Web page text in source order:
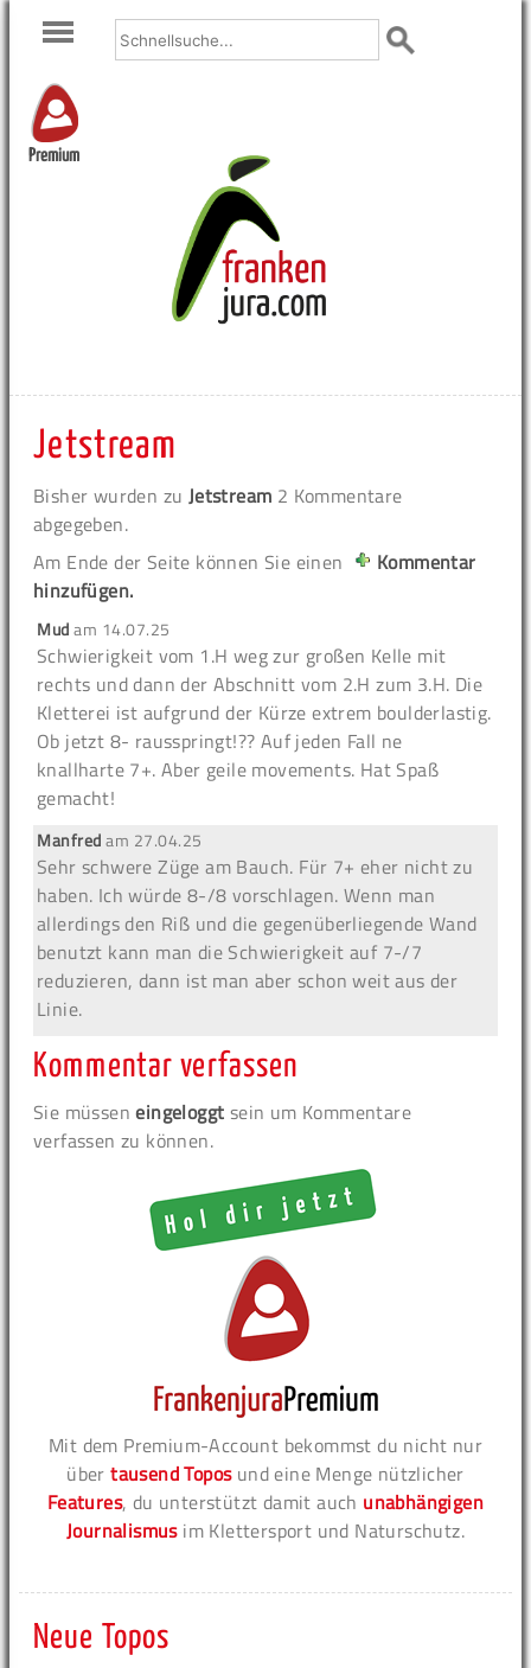
Premium
Jetstream
Bisher wurden zu Jetstream 2 Kommentare
abgegeben.
Am Ende der Seite können Sie einen
Kommentar
hinzufügen.
Mudam 14.07.25
Schwierigkeit vom 1.H weg zur großen Kelle mit
rechts und dann der Abschnitt vom 2.H zum 3.H. Die
Kletterei ist aufgrund der Kürze extrem boulderlastig.
Ob jetzt 8- rausspringt!?? Auf jeden Fall ne
knallharte 7+. Aber geile movements. Hat Spaß
gemacht!
Manfredam 27.04.25
Sehr schwere Züge am Bauch. Für 7+ eher nicht zu
haben. Ich würde 8-/8 vorschlagen. Wenn man
allerdings den Riß und die gegenüberliegende Wand
benutzt kann man die Schwierigkeit auf 7-/7
reduzieren, dann ist man aber schon weit aus der
Linie.
Kommentar verfassen
Sie müsseneingeloggt sein um Kommentare
verfassen zu können.
Mit dem Premium-Account bekommst du nicht nur
übertausend Toposund eine Menge nützlicher
Features, du unterstützt damit auch unabhängigen
Journalismusim Klettersport und Naturschutz.
Neue Topos